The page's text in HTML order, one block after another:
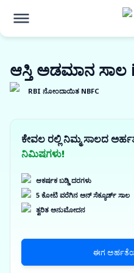
ಆಸ್ತಿ ಅಡಮಾನ
RBI ನೋಂದಾಯಿತ NBFC
ಕೇವಲ ರಲ್ಲಿ ನಿಮ್ಮ ಸಾಲದ
ನಿಮಿಷಗಳು!
ಆಕರ್ಷಕ ಬಡ್ಡಿ ದರಗಳು
5 ಕೋಟಿ ವರೆಗಿನ ಅನ್ ಸೆಕ್ಯೂರ್ಡ್ ಸಾಲ
ತ್ವರಿತ ಅನುಮೋದನ
ಈಗ